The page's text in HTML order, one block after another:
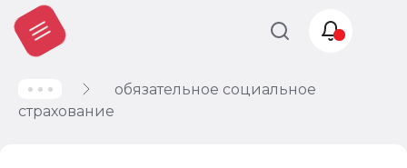
обязательное социальное
страхование
Учет и
налогообложение